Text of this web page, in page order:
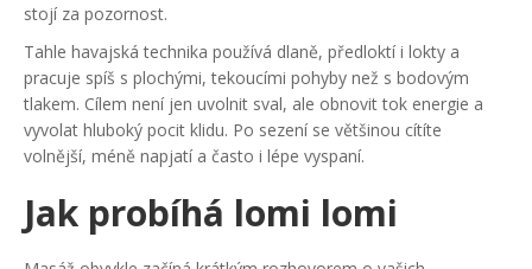
stojí za pozornost.
Tahle havajská technika používá dlaně, předloktí i lokty a
pracuje spíš s plochými, tekoucími pohyby než s bodovým
tlakem. Cílem není jen uvolnit sval, ale obnovit tok energie a
vyvolat hluboký pocit klidu. Po sezení se většinou cítíte
volnější, méně napjatí a často i lépe vyspaní.
Jak probíhá lomi lomi